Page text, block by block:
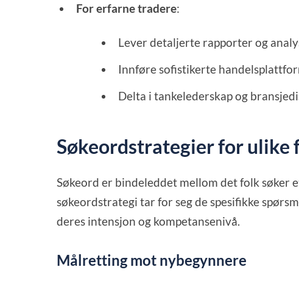
For erfarne tradere:
Lever detaljerte rapporter og
Innføre sofistikerte
Delta i tankelederskap og
Søkeordstrategier for ulike
Søkeord er bindeleddet mellom det folk søker
søkeordstrategi tar for seg de spesifikke
deres intensjon og kompetansenivå.
Målretting mot nybegynnere